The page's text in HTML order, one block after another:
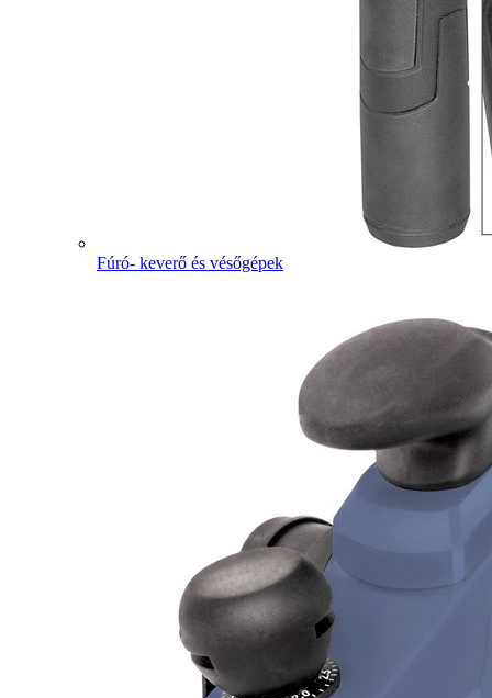
Fúró- keverő és vésőgépek